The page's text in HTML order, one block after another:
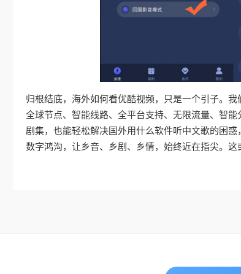
归根结底，海外如何看优酷视频，只是一个引子。
全球节点、智能线路、全平台支持、无限流量、智
剧集，也能轻松解决国外用什么软件听中文歌的困
数字鸿沟，让乡音、乡剧、乡情，始终近在指尖。